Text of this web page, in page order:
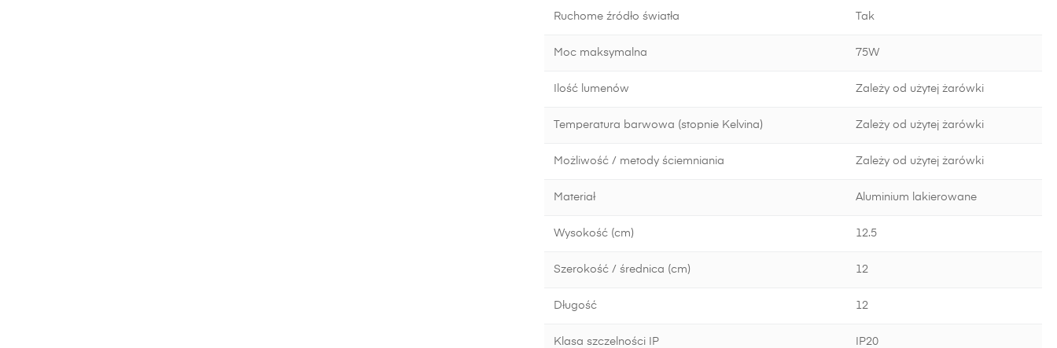
Ruchome źródło światła Tak
Moc maksymalna 75W
Ilość lumenów Zależy od użytej żarówki
Temperatura barwowa (stopnie Kelvina) Zależy od użytej żarówki
Możliwość / metody ściemniania Zależy od użytej żarówki
Materiał Aluminium lakierowane
Wysokość (cm) 12.5
Szerokość / średnica (cm) 12
Długość 12
Klasa szczelności IP IP20